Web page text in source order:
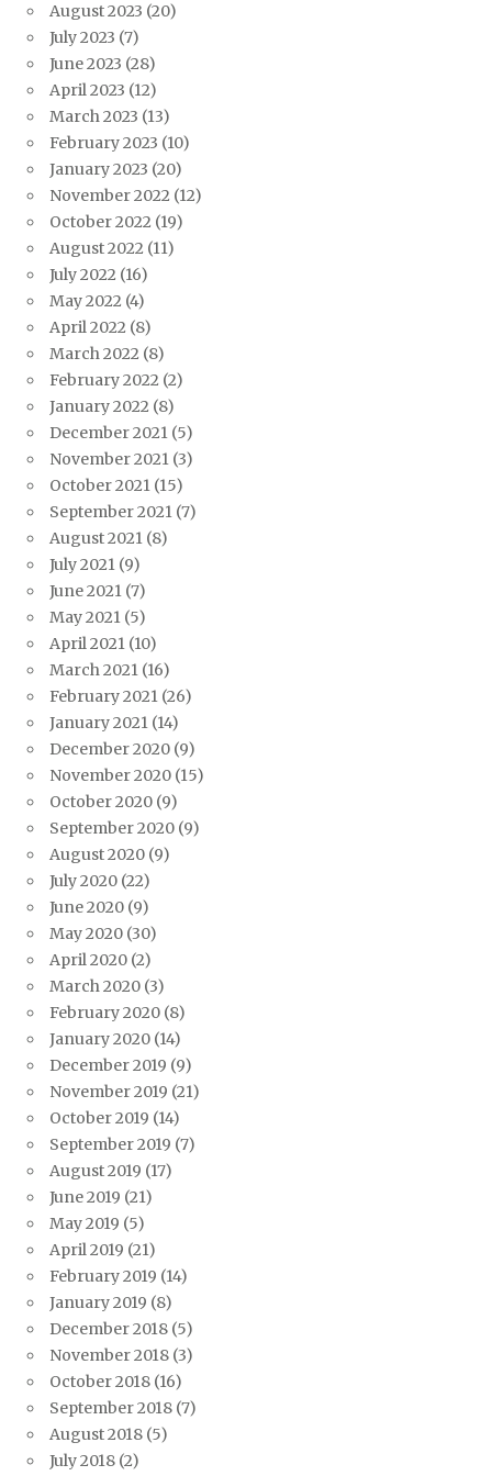
August 2023 (20)
July 2023 (7)
June 2023 (28)
April 2023 (12)
March 2023 (13)
February 2023 (10)
January 2023 (20)
November 2022 (12)
October 2022 (19)
August 2022 (11)
July 2022 (16)
May 2022 (4)
April 2022 (8)
March 2022 (8)
February 2022 (2)
January 2022 (8)
December 2021 (5)
November 2021 (3)
October 2021 (15)
September 2021 (7)
August 2021 (8)
July 2021 (9)
June 2021 (7)
May 2021 (5)
April 2021 (10)
March 2021 (16)
February 2021 (26)
January 2021 (14)
December 2020 (9)
November 2020 (15)
October 2020 (9)
September 2020 (9)
August 2020 (9)
July 2020 (22)
June 2020 (9)
May 2020 (30)
April 2020 (2)
March 2020 (3)
February 2020 (8)
January 2020 (14)
December 2019 (9)
November 2019 (21)
October 2019 (14)
September 2019 (7)
August 2019 (17)
June 2019 (21)
May 2019 (5)
April 2019 (21)
February 2019 (14)
January 2019 (8)
December 2018 (5)
November 2018 (3)
October 2018 (16)
September 2018 (7)
August 2018 (5)
July 2018 (2)